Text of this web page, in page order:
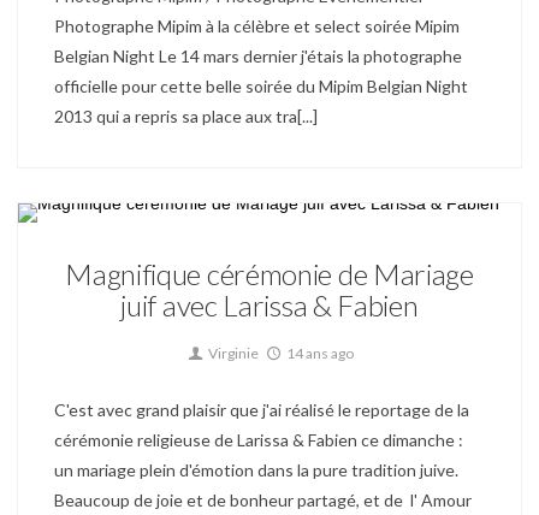
Photographe Mipim à la célèbre et select soirée Mipim
Belgian Night Le 14 mars dernier j'étais la photographe
officielle pour cette belle soirée du Mipim Belgian Night
2013 qui a repris sa place aux tra[...]
Magnifique cérémonie de Mariage
juif avec Larissa & Fabien
Virginie 14 ans ago
C'est avec grand plaisir que j'ai réalisé le reportage de la
cérémonie religieuse de Larissa & Fabien ce dimanche :
un mariage plein d'émotion dans la pure tradition juive.
Beaucoup de joie et de bonheur partagé, et de l' Amour